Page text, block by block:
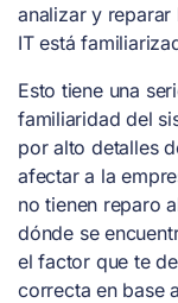
analizar y reparar
IT está
Esto tiene una
familiaridad del
por alto detalles
afectar a la
no tienen reparo
dónde se
el factor que te
correcta en base